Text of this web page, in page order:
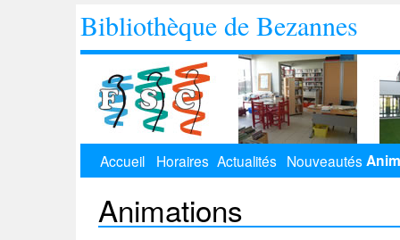
Bibliothèque de Bezannes
Accueil Horaires Actualités Nouveautés
Animations